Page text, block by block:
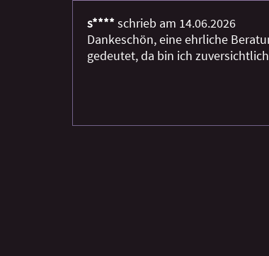
s****schrieb am 14.06.2026
Dankeschön, eine ehrliche
gedeutet, da bin ich